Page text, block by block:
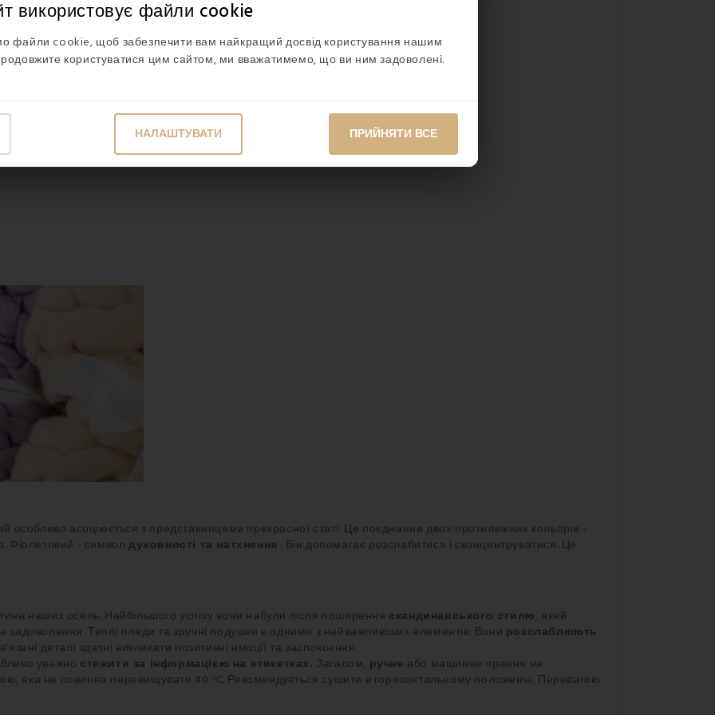
використовує файли cookie
файли cookie, щоб забезпечити вам найкращий досвід користування нашим
користуватися цим сайтом, ми вважатимемо, що ви ним задоволені.
НАЛАШТУВАТИ ПРИЙНЯТИ ВСЕ
особливо асоціюється з представницями прекрасної статі. Це поєднання двох протилежних кольорів -
Фіолетовий - символдуховності та натхнення . Він допомагає розслабитися і сконцентруватися. Це
наших осель. Найбільшого успіху вони набули після поширення скандинавського стилю, який
задоволення. Теплі пледи та зручні подушки є одними з найважливіших елементів. Вони розслаблюють
деталі здатні викликати позитивні емоції та заспокоєння.
уважно стежити за інформацією на етикетках. Загалом, ручне або машинне прання на
яка не повинна перевищувати 40 ᵒC. Рекомендується сушити в горизонтальному положенні. Перевагою